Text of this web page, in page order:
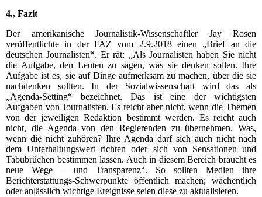
4., Fazit
Der amerikanische Journalistik-Wissenschaftler Jay Rosen
veröffentlichte in der FAZ vom 2.9.2018 einen „Brief an die
deutschen Journalisten“. Er rät: „Als Journalisten haben Sie nicht
die Aufgabe, den Leuten zu sagen, was sie denken sollen. Ihre
Aufgabe ist es, sie auf Dinge aufmerksam zu machen, über die sie
nachdenken sollten. In der Sozialwissenschaft wird das als
„Agenda-Setting“ bezeichnet. Das ist eine der wichtigsten
Aufgaben von Journalisten. Es reicht aber nicht, wenn die Themen
von der jeweiligen Redaktion bestimmt werden. Es reicht auch
nicht, die Agenda von den Regierenden zu übernehmen. Was,
wenn die nicht zuhören? Ihre Agenda darf sich auch nicht nach
dem Unterhaltungswert richten oder sich von Sensationen und
Tabubrüchen bestimmen lassen. Auch in diesem Bereich braucht es
neue Wege – und Transparenz“. So sollten Medien ihre
Berichterstattungs-Schwerpunkte öffentlich machen; wächentlich
oder anlässlich wichtige Ereignisse seien diese zu aktualisieren.